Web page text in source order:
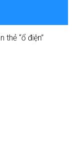
thẻ “ổ điện”